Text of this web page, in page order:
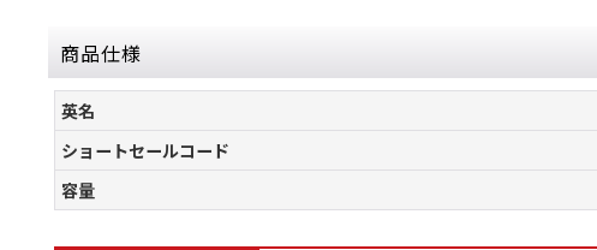
商品仕様
英名
ショートセールコード
容量